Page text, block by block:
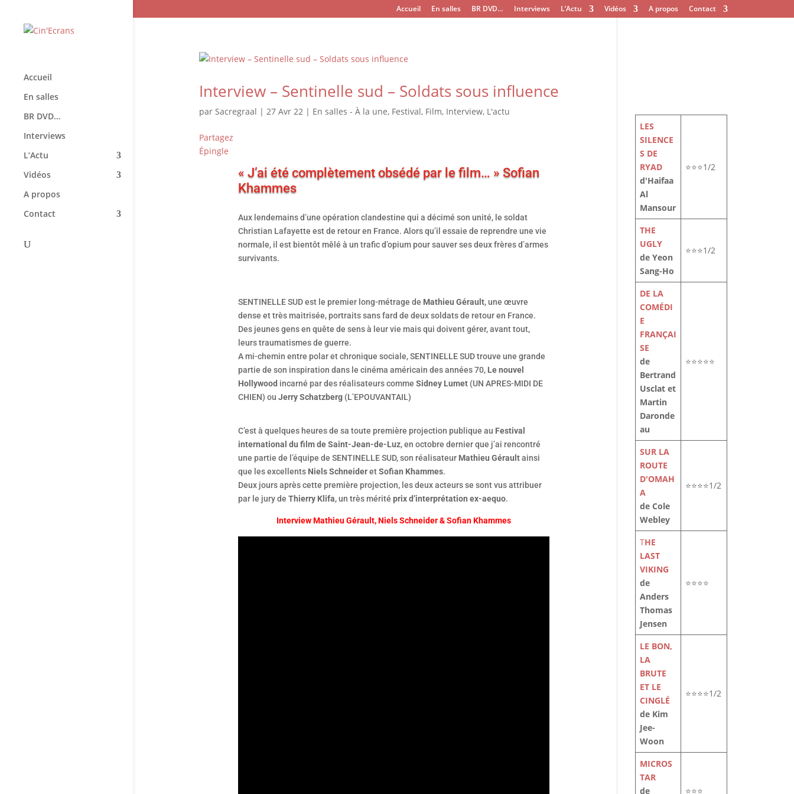
Accueil En salles BR DVD… Interviews L’Actu Vidéos A propos Contact
Accueil
En salles
BR DVD…
Interviews
L’Actu
Vidéos
A propos
Contact
Interview – Sentinelle sud – Soldats sous influence
par Sacregraal | 27 Avr 22| En salles - À la une, Festival, Film, Interview, L'actu
Partagez
Épingle
« J’ai été complètement obsédé par le film… » Sofian
Khammes
Aux lendemains d’une opération clandestine qui a décimé son unité, le soldat
Christian Lafayette est de retour en France. Alors qu’il essaie de reprendre une vie
normale, il est bientôt mêlé à un trafic d’opium pour sauver ses deux frères d’armes
survivants.
SENTINELLE SUD est le premier long-métrage de Mathieu Gérault, une œuvre
dense et très maitrisée, portraits sans fard de deux soldats de retour en France.
Des jeunes gens en quête de sens à leur vie mais qui doivent gérer, avant tout,
leurs traumatismes de guerre.
A mi-chemin entre polar et chronique sociale, SENTINELLE SUD trouve une grande
partie de son inspiration dans le cinéma américain des années 70, Le nouvel
Hollywood incarné par des réalisateurs comme Sidney Lumet(UN APRES-MIDI DE
CHIEN) ou Jerry Schatzberg(L’EPOUVANTAIL)
C’est à quelques heures de sa toute première projection publique au Festival
international du film de Saint-Jean-de-Luz, en octobre dernier que j’ai rencontré
une partie de l’équipe de SENTINELLE SUD, son réalisateur Mathieu Géraultainsi
que les excellents Niels SchneideretSofian Khammes.
Deux jours après cette première projection, les deux acteurs se sont vus attribuer
par le jury de Thierry Klifa, un très mérité prix d’interprétation ex-aequo.
Interview Mathieu Gérault, Niels Schneider & Sofian Khammes
LES
SILENCE
S DE
RYAD
d'Haifaa
Al
Mansour
⭐⭐⭐1/2
THE
UGLY
de Yeon
Sang-Ho
⭐⭐⭐1/2
DE LA
COMÉDI
E
FRANÇAI
SE
de
Bertrand
Usclat et
Martin
Daronde
au
⭐⭐⭐⭐⭐
SUR LA
ROUTE
D'OMAH
A
de Cole
Webley
⭐⭐⭐⭐1/2
THE
LAST
VIKING
de
Anders
Thomas
Jensen
⭐⭐⭐⭐
LE BON,
LA
BRUTE
ET LE
CINGLÉ
de Kim
Jee-
Woon
⭐⭐⭐⭐1/2
MICROS
TAR
de
⭐⭐⭐